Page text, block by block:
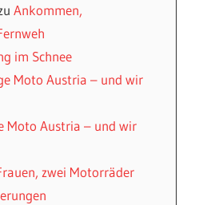
Ankommen,
im Schnee
Moto Austria – und wir
Moto Austria – und wir
zwei Motorräder